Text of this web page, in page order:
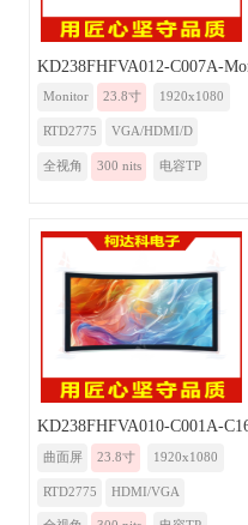
KD238FHFVA012-C007A-
Monitor 23.8寸 1920x1080
RTD2775 VGA/HDMI/D
全视角 300 nits 电容TP
KD238FHFVA010-C001A-
曲面屏 23.8寸 1920x1080
RTD2775 HDMI/VGA